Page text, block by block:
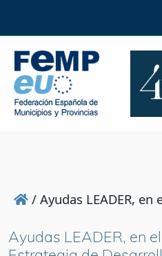
/ Ayudas LEADER,
Ayudas LEADER, en